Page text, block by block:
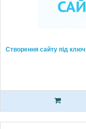
Створення сайту під ключ